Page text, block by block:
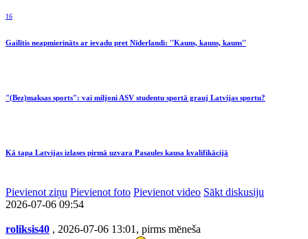
16
Gailītis neapmierināts ar ievadu pret Nīderlandi: ''Kauns, kauns, kauns''
"(Bez)maksas sports": vai miljoni ASV studentu sportā grauj Latvijas sportu?
Kā tapa Latvijas izlases pirmā uzvara Pasaules kausa kvalifikācijā
Pievienot ziņu Pievienot foto Pievienot video Sākt diskusiju
2026-07-06 09:54
roliksis40 , 2026-07-06 13:01, pirms mēneša